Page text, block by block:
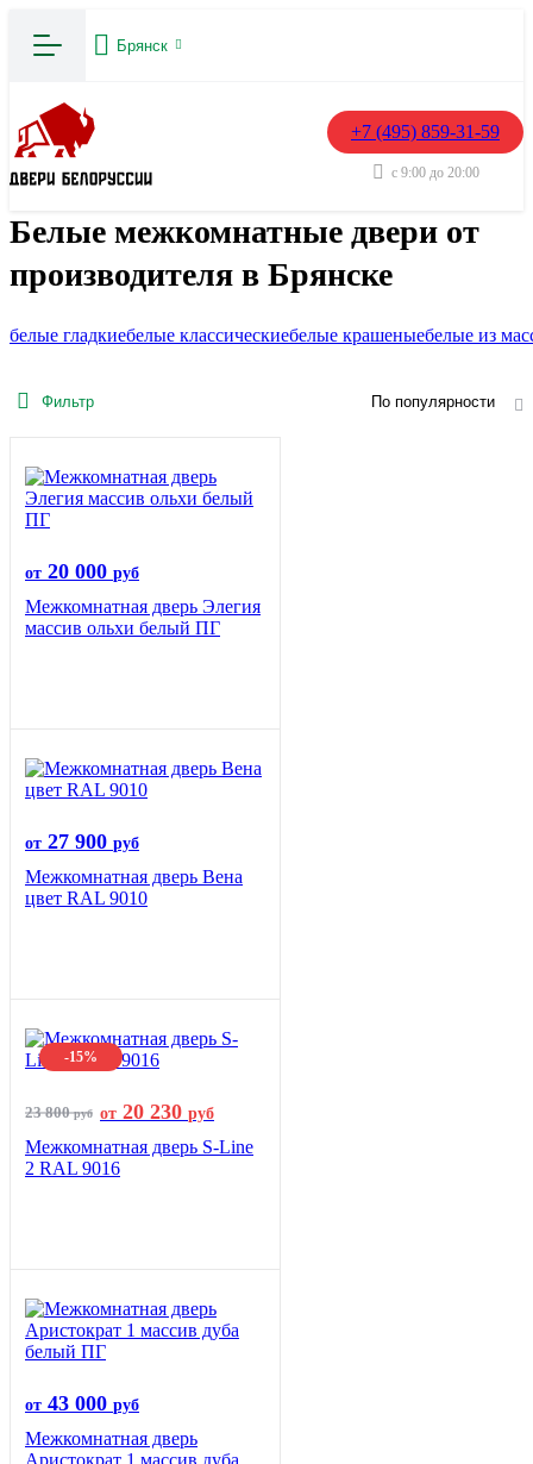
Брянск
+7 (495) 859-31-59
с 9:00 до 20:00
Белые межкомнатные двери от
производителя в Брянске
белые гладкиебелые классическиебелые крашеныебелые из
Фильтр По популярности
от 20 000 руб
Межкомнатная дверь Элегия
массив ольхи белый ПГ
от 27 900 руб
Межкомнатная дверь Вена
цвет RAL 9010
-15%
23 800руб от 20 230 руб
Межкомнатная дверь S-Line
2 RAL 9016
от 43 000 руб
Межкомнатная дверь